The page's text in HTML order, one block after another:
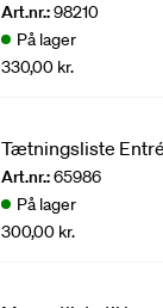
Art.nr.:98210
På lager
330,00 kr.
Tætningsliste
Art.nr.:65986
På lager
300,00 kr.